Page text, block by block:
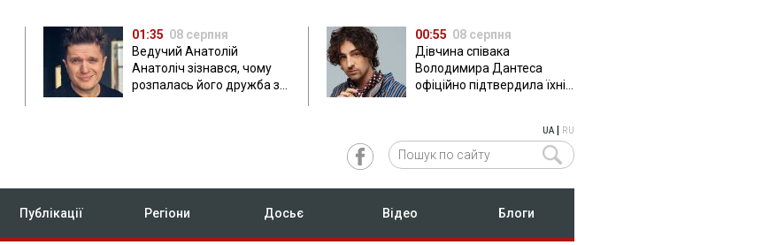
01:35 08 серпня
Ведучий Анатолій
Анатоліч зізнався, чому
розпалась його дружба з
00:55 08 серпня
Дівчина співака
Володимира Дантеса
офіційно підтвердила їхні
UA| RU
Публікації Регіони Досьє Відео Блоги